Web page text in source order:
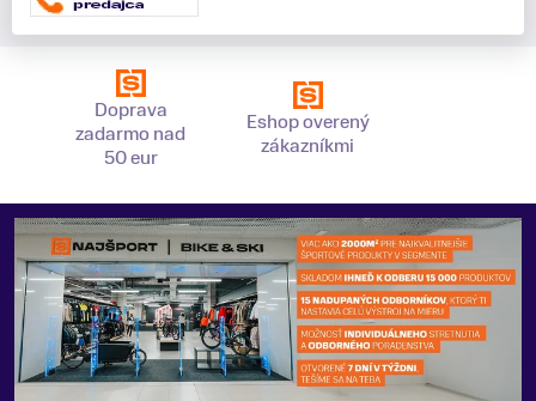
Doprava
zadarmo nad
50 eur
Eshop overený
zákazníkmi